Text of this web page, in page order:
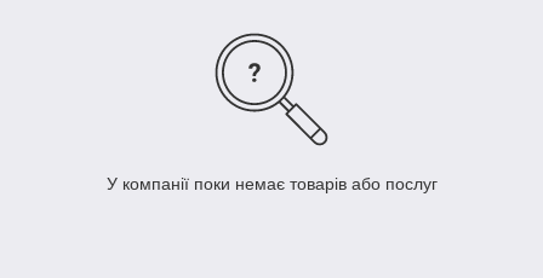
У компанії поки немає товарів або послуг